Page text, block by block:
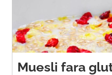
Muesli fara